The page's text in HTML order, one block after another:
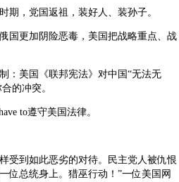
期，党国返祖，装好人、装孙子。
国更加阴险恶毒，美国把战略重点、战
：美国《联邦宪法》对中国“无法无
的冲突。
to遵守美国法律。
受到如此恶劣的对待。民主党人被仇恨
位总统身上。猎巫行动！”一位美国网